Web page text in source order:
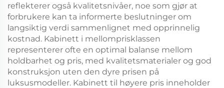
reflekterer også kvalitetsnivåer, noe som gjør at
forbrukere kan ta informerte beslutninger om
langsiktig verdi sammenlignet med opprinnelig
kostnad. Kabinett i mellomprisklassen
representerer ofte en optimal balanse mellom
holdbarhet og pris, med kvalitetsmaterialer og god
konstruksjon uten den dyre prisen på
luksusmodeller. Kabinett til høyere pris inneholder